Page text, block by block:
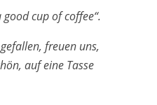
cup of coffee“.
freuen uns,
auf eine Tasse